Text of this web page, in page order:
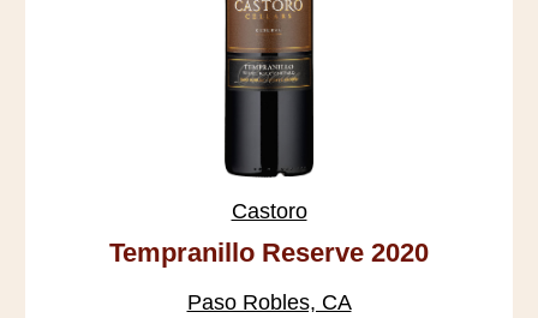
Castoro
Tempranillo Reserve 2020
Paso Robles, CA